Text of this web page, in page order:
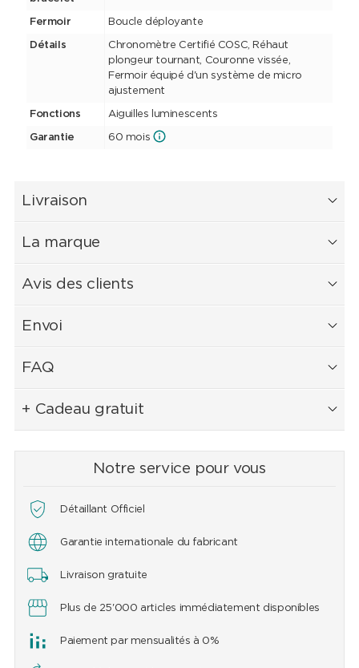
Fermoir Boucle déployante
Détails
Chronomètre Certifié COSC, Réhaut
plongeur tournant, Couronne vissée,
Fermoir équipé d'un système de micro
ajustement
Fonctions Aiguilles luminescents
Garantie 60 mois
Livraison
La marque
Avis des clients
Envoi
FAQ
+ Cadeau gratuit
Notre service pour vous
Détaillant Officiel
Garantie internationale du fabricant
Livraison gratuite
Plus de 25'000 articles immédiatement disponibles
Paiement par mensualités à 0%